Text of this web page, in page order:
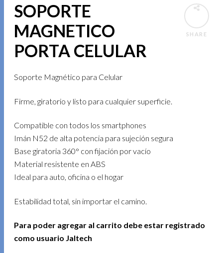
SHARE
SOPORTE
MAGNETICO
PORTA CELULAR
Soporte Magnético para Celular
Firme, giratorio y listo para cualquier superficie.
Compatible con todos los smartphones
Imán N52 de alta potencia para sujeción segura
Base giratoria 360° con fijación por vacío
Material resistente en ABS
Ideal para auto, oficina o el hogar
Estabilidad total, sin importar el camino.
Para poder agregar al carrito debe estar registrado
como usuario Jaltech